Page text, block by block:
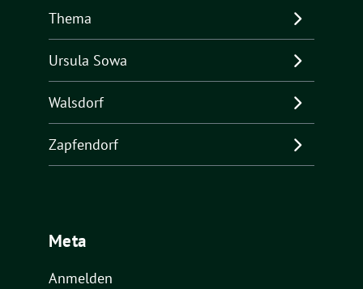
Thema
Ursula Sowa
Walsdorf
Zapfendorf
Meta
Anmelden